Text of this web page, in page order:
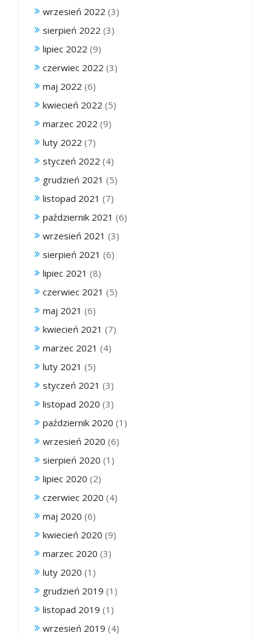
wrzesień 2022 (3)
sierpień 2022 (3)
lipiec 2022 (9)
czerwiec 2022 (3)
maj 2022 (6)
kwiecień 2022 (5)
marzec 2022 (9)
luty 2022 (7)
styczeń 2022 (4)
grudzień 2021 (5)
listopad 2021 (7)
październik 2021 (6)
wrzesień 2021 (3)
sierpień 2021 (6)
lipiec 2021 (8)
czerwiec 2021 (5)
maj 2021 (6)
kwiecień 2021 (7)
marzec 2021 (4)
luty 2021 (5)
styczeń 2021 (3)
listopad 2020 (3)
październik 2020 (1)
wrzesień 2020 (6)
sierpień 2020 (1)
lipiec 2020 (2)
czerwiec 2020 (4)
maj 2020 (6)
kwiecień 2020 (9)
marzec 2020 (3)
luty 2020 (1)
grudzień 2019 (1)
listopad 2019 (1)
wrzesień 2019 (4)